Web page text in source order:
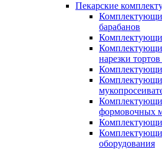
Пекарские
барабанов
нарезки
формовочных
оборудования